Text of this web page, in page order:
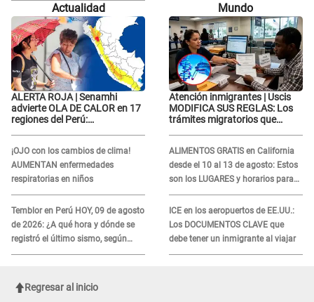
Actualidad
ALERTA ROJA | Senamhi
advierte OLA DE CALOR en 17
regiones del Perú:
¡OJO con los cambios de clima!
AUMENTAN enfermedades
respiratorias en niños
Temblor en Perú HOY, 09 de agosto
de 2026: ¿A qué hora y dónde se
registró el último sismo, según
IGP?
Mundo
Atención inmigrantes | Uscis
MODIFICA SUS REGLAS: Los
trámites migratorios que
ALIMENTOS GRATIS en California
desde el 10 al 13 de agosto: Estos
son los LUGARES y horarios para
recibir la ayuda
ICE en los aeropuertos de EE.UU.:
Los DOCUMENTOS CLAVE que
debe tener un inmigrante al viajar
Regresar al inicio